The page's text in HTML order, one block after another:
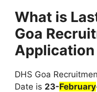
What is
Goa
Application
DHS Goa
Date is 23-February